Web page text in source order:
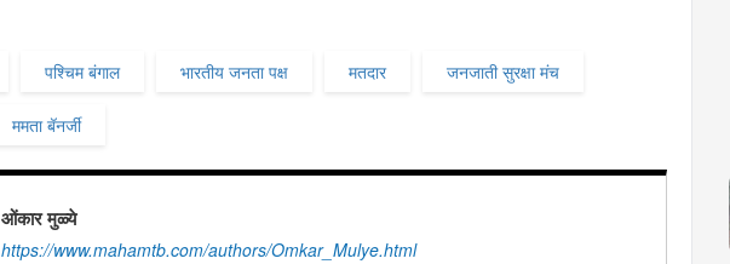
पश्चिम बंगाल भारतीय जनता पक्ष मतदार जनजाती सुरक्षा मंच
ममता बॅनर्जी
ओंकार मुळ्ये
https://www.mahamtb.com/authors/Omkar_Mulye.html